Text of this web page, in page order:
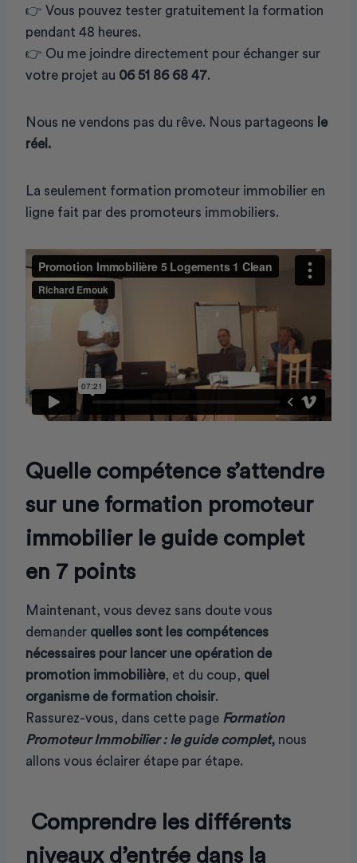
👉 Vous pouvez tester gratuitement la formation
pendant 48 heures.
👉 Ou me joindre directement pour échanger sur
votre projet au 06 51 86 68 47.
Nous ne vendons pas du rêve. Nous partageons le
réel.
La seulement formation promoteur immobilier en
ligne fait par des promoteurs immobiliers.
Quelle compétence s’attendre
sur une formation promoteur
immobilier le guide complet
en 7 points
Maintenant, vous devez sans doute vous
demander quelles sont les compétences
nécessaires pour lancer une opération de
promotion immobilière, et du coup, quel
organisme de formation choisir.
Rassurez-vous, dans cette page Formation
Promoteur Immobilier : le guide complet, nous
allons vous éclairer étape par étape.
Comprendre les différents
niveaux d’entrée dans la